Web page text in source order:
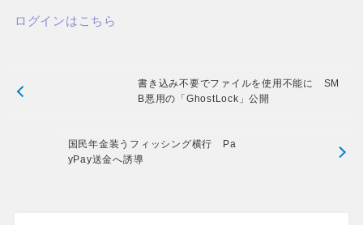
ログインはこちら
書き込み不要でファイルを使用不能に SM
B悪用の「GhostLock」公開
国民年金装うフィッシング横行 Pa
yPay送金へ誘導